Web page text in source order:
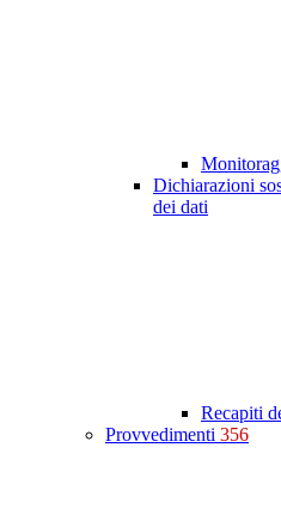
Dichiarazioni
dei dati
Recapiti
Provvedimenti 356